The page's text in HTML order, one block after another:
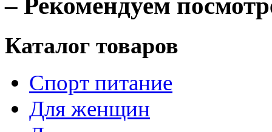
– Рекомендуем
Каталог товаров
Спорт питание
Для женщин